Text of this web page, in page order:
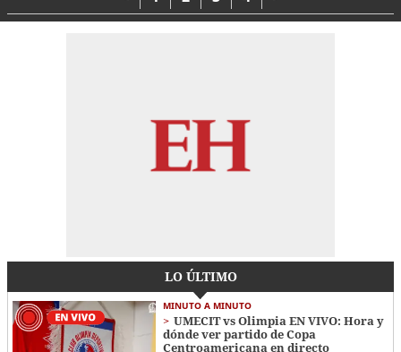
LO ÚLTIMO
MINUTO A MINUTO
UMECIT vs Olimpia EN VIVO: Hora y
dónde ver partido de Copa
Centroamericana en directo